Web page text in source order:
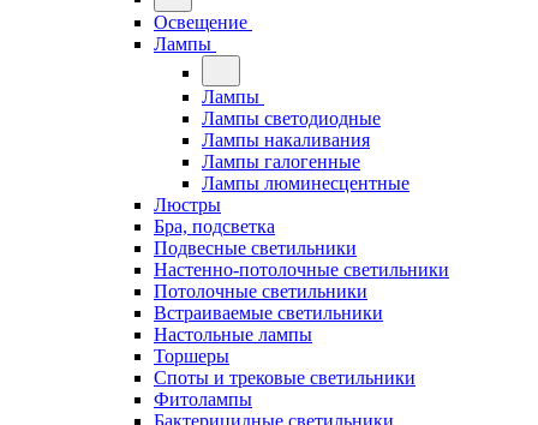
Освещение
Лампы
Лампы
Лампы светодиодные
Лампы накаливания
Лампы галогенные
Лампы люминесцентные
Люстры
Бра, подсветка
Подвесные светильники
Настенно-потолочные светильники
Потолочные светильники
Встраиваемые светильники
Настольные лампы
Торшеры
Споты и трековые светильники
Фитолампы
Бактерицидные светильники